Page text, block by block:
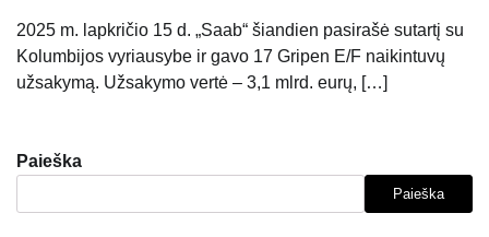
2025 m. lapkričio 15 d. „Saab“ šiandien pasirašė sutartį su
Kolumbijos vyriausybe ir gavo 17 Gripen E/F naikintuvų
užsakymą. Užsakymo vertė – 3,1 mlrd. eurų, […]
Paieška
Paieška